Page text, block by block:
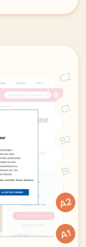
allophones du
C2
C1
B2
B1
A2
A1